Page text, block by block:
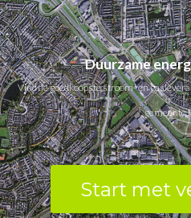
Duurzame
Vind de goedkoopste stroom- en
gemeente
Start met